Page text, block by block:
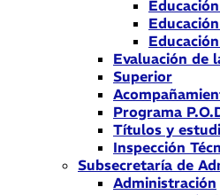
Evaluación de
Superior
Programa
Títulos y
Inspección
Subsecretaría de
Administración